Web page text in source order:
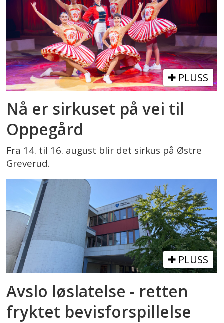
PLUSS
Nå er sirkuset på vei til
Oppegård
Fra 14. til 16. august blir det sirkus på Østre
Greverud.
PLUSS
Avslo løslatelse - retten
fryktet bevisforspillelse